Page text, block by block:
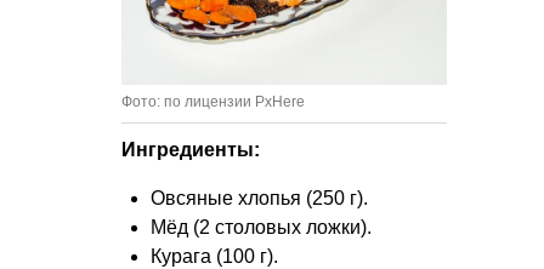
Фото: по лицензии PxHere
Ингредиенты:
Овсяные хлопья (250 г).
Мёд (2 столовых ложки).
Курага (100 г).